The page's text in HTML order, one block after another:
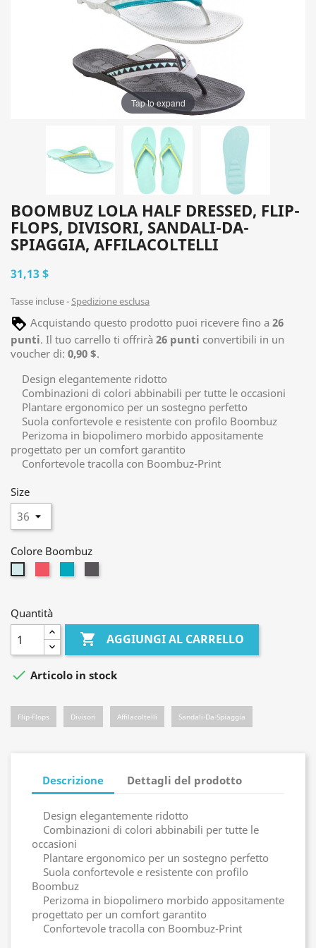
Tap to expand
BOOMBUZ LOLA HALF DRESSED, FLIP-
FLOPS, DIVISORI, SANDALI-DA-
SPIAGGIA, AFFILACOLTELLI
31,13 $
Tasse incluse Spedizione esclusa
Acquistando questo prodotto puoi ricevere fino a 26
punti. Il tuo carrello ti offrirà 26 punti convertibili in un
voucher di: 0,90 $.
Design elegantemente ridotto
Combinazioni di colori abbinabili per tutte le occasioni
Plantare ergonomico per un sostegno perfetto
Suola confortevole e resistente con profilo Boombuz
Perizoma in biopolimero morbido appositamente
progettato per un comfort garantito
Confortevole tracolla con Boombuz-Print
Size
Colore Boombuz
Quantità
 AGGIUNGI AL CARRELLO
 Articolo in stock
Flip-Flops Divisori Affilacoltelli Sandali-Da-Spiaggia
Descrizione Dettagli del prodotto
Design elegantemente ridotto
Combinazioni di colori abbinabili per tutte le
occasioni
Plantare ergonomico per un sostegno perfetto
Suola confortevole e resistente con profilo
Boombuz
Perizoma in biopolimero morbido appositamente
progettato per un comfort garantito
Confortevole tracolla con Boombuz-Print